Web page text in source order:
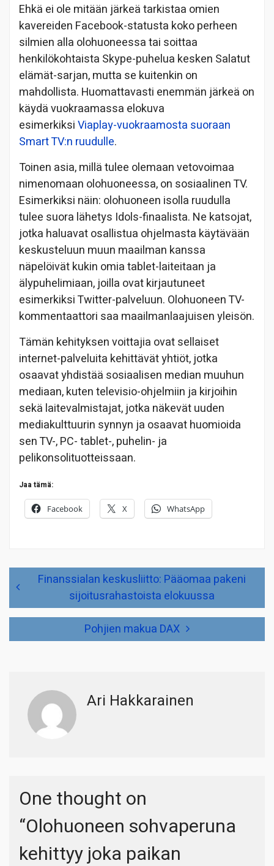
Ehkä ei ole mitään järkeä tarkistaa omien
kavereiden Facebook-statusta koko perheen
silmien alla olohuoneessa tai soittaa
henkilökohtaista Skype-puhelua kesken Salatut
elämät-sarjan, mutta se kuitenkin on
mahdollista. Huomattavasti enemmän järkeä on
käydä vuokraamassa elokuva
esimerkiksiViaplay-vuokraamosta suoraan
Smart TV:n ruudulle.
Toinen asia, millä tulee olemaan vetovoimaa
nimenomaan olohuoneessa, on sosiaalinen TV.
Esimerkiksi näin: olohuoneen isolla ruudulla
tulee suora lähetys Idols-finaalista. Ne katsojat,
jotka haluavat osallistua ohjelmasta käytävään
keskusteluun muun maailman kanssa
näpelöivät kukin omia tablet-laiteitaan ja
älypuhelimiaan, joilla ovat kirjautuneet
esimerkiksi Twitter-palveluun. Olohuoneen TV-
kommentaattori saa maailmanlaajuisen yleisön.
Tämän kehityksen voittajia ovat sellaiset
internet-palveluita kehittävät yhtiöt, jotka
osaavat yhdistää sosiaalisen median muuhun
mediaan, kuten televisio-ohjelmiin ja kirjoihin
sekä laitevalmistajat, jotka näkevät uuden
mediakulttuurin synnyn ja osaavat huomioida
sen TV-, PC- tablet-, puhelin- ja
pelikonsolituotteissaan.
Jaa tämä:
Facebook X WhatsApp
Artikkelien
selaus
Finanssialan keskusliitto: Pääomaa pakeni
sijoitusrahastoista elokuussa
Pohjien makua DAX
Ari Hakkarainen
One thought on
“Olohuoneen sohvaperuna
kehittyy joka paikan